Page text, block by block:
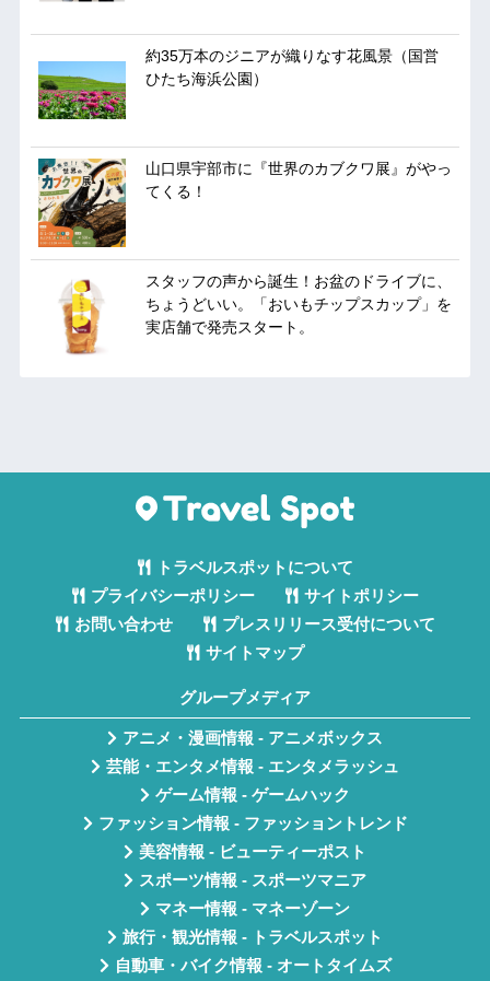
約35万本のジニアが織りなす花風景（国営
ひたち海浜公園）
山口県宇部市に『世界のカブクワ展』がやっ
てくる！
スタッフの声から誕生！お盆のドライブに、
ちょうどいい。「おいもチップスカップ」を
実店舗で発売スタート。
トラベルスポットについて
プライバシーポリシー
サイトポリシー
お問い合わせ
プレスリリース受付について
サイトマップ
グループメディア
アニメ・漫画情報 - アニメボックス
芸能・エンタメ情報 - エンタメラッシュ
ゲーム情報 - ゲームハック
ファッション情報 - ファッショントレンド
美容情報 - ビューティーポスト
スポーツ情報 - スポーツマニア
マネー情報 - マネーゾーン
旅行・観光情報 - トラベルスポット
自動車・バイク情報 - オートタイムズ